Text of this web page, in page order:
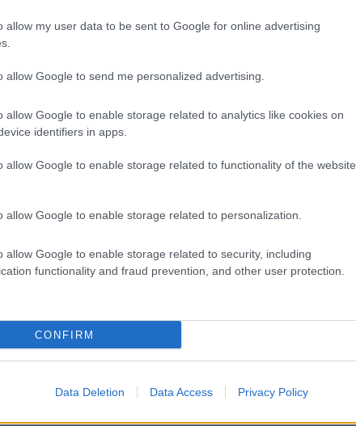
allow my user data to be sent to Google for online advertising
allow Google to send me personalized advertising.
allow Google to enable storage related to analytics like cookies on
identifiers in apps.
allow Google to enable storage related to functionality of the website
allow Google to enable storage related to personalization.
allow Google to enable storage related to security, including
functionality and fraud prevention, and other user protection.
CONFIRM
Data Deletion Data Access Privacy Policy
είπαν
οΟλυμπιακός. Οι άνθρωποι της
προκειμένου να βρουν τον υπαίτιο.
Μάθε για όλους τουςlive αγώνες σήμερακαι
μέσα από το υπερπλήρες Πρόγραμμα TV του